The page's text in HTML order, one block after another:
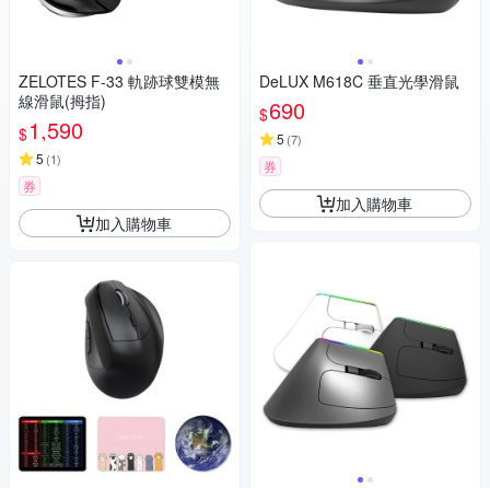
ZELOTES F-33 軌跡球雙模無
線滑鼠(拇指)
$1,590
5 (1)
券
加入購物車
DeLUX M618C 垂直光學滑鼠
$690
5 (7)
券
加入購物車